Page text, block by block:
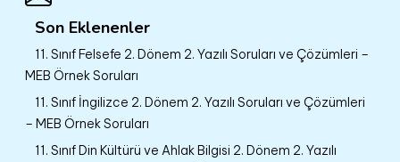
Son Eklenenler
11. Sınıf Felsefe 2. Dönem 2. Yazılı Soruları ve Çözümleri –
MEB Örnek Soruları
11. Sınıf İngilizce 2. Dönem 2. Yazılı Soruları ve Çözümleri
– MEB Örnek Soruları
11. Sınıf Din Kültürü ve Ahlak Bilgisi 2. Dönem 2. Yazılı